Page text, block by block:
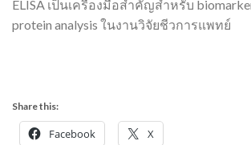
ELISA เป็นเครื่องมือสำคัญสำหรับ
protein analysis ในงานวิจัยชีวการแพทย์
Share this:
Facebook X